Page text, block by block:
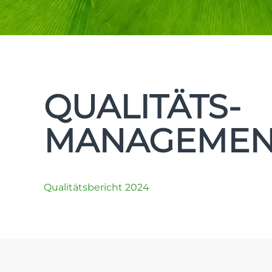
QUALITÄTS-
Qualitätsbericht 2024